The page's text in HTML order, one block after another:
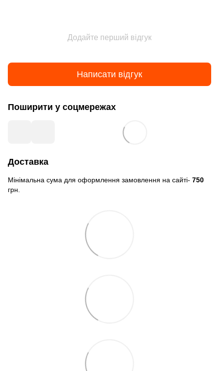
Додайте перший відгук
Написати відгук
Поширити у соцмережах
Доставка
Мінімальна сума для оформлення замовлення на сайті- 750
грн.